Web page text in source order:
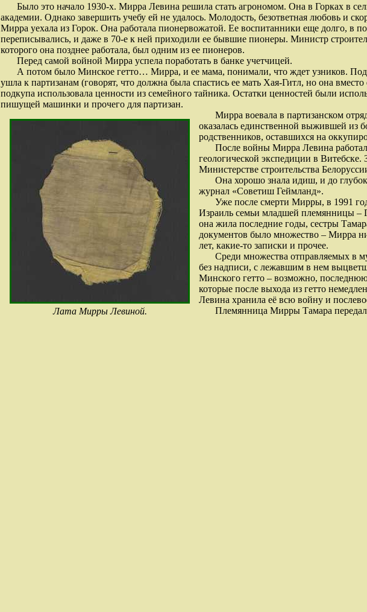
Было это начало 1930-х. Мирра Левина решила стать агрономом. Она в Горках в
академии. Однако завершить учебу ей не удалось. Молодость, безответная любовь и
Мирра уехала из Горок. Она работала пионервожатой. Ее воспитанники еще долго, в
переписывались, и даже в 70-е к ней приходили ее бывшие пионеры. Министр
которого она позднее работала, был одним из ее пионеров.
Перед самой войной Мирра успела поработать в банке учетчицей.
А потом было Минское гетто… Мирра, и ее мама, понимали, что ждет узников.
ушла к партизанам (говорят, что должна была спастись ее мать Хая-Гитл, но она
подкупа использовала ценности из семейного тайника. Остатки ценностей были
пишущей машинки и прочего для партизан.
Лата Мирры Левиной.
Мирра воевала в партизанском
оказалась единственной выжившей из
родственников, оставшихся на
После войны Мирра Левина
геологической экспедиции в
Министерстве строительства
Она хорошо знала идиш, и до
журнал «Советиш Геймланд».
Уже после смерти Мирры, в 1991
Израиль семьи младшей племянницы –
она жила последние годы, сестры
документов было множество – Мирра
лет, какие-то записки и прочее.
Среди множества отправляемых в
без надписи, с лежавшим в нем
Минского гетто – возможно,
которые после выхода из гетто
Левина хранила её всю войну и
Племянница Мирры Тамара